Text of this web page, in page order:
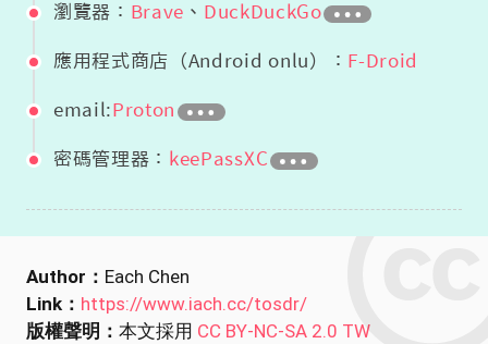
瀏覽器： Brave 、 DuckDuckGo
應用程式商店（Android onlu）： F-Droid
email: Proton
密碼管理器： keePassXC
Author： Each Chen
Link： https://www.iach.cc/tosdr/
版權聲明： 本文採用 CC BY-NC-SA 2.0 TW